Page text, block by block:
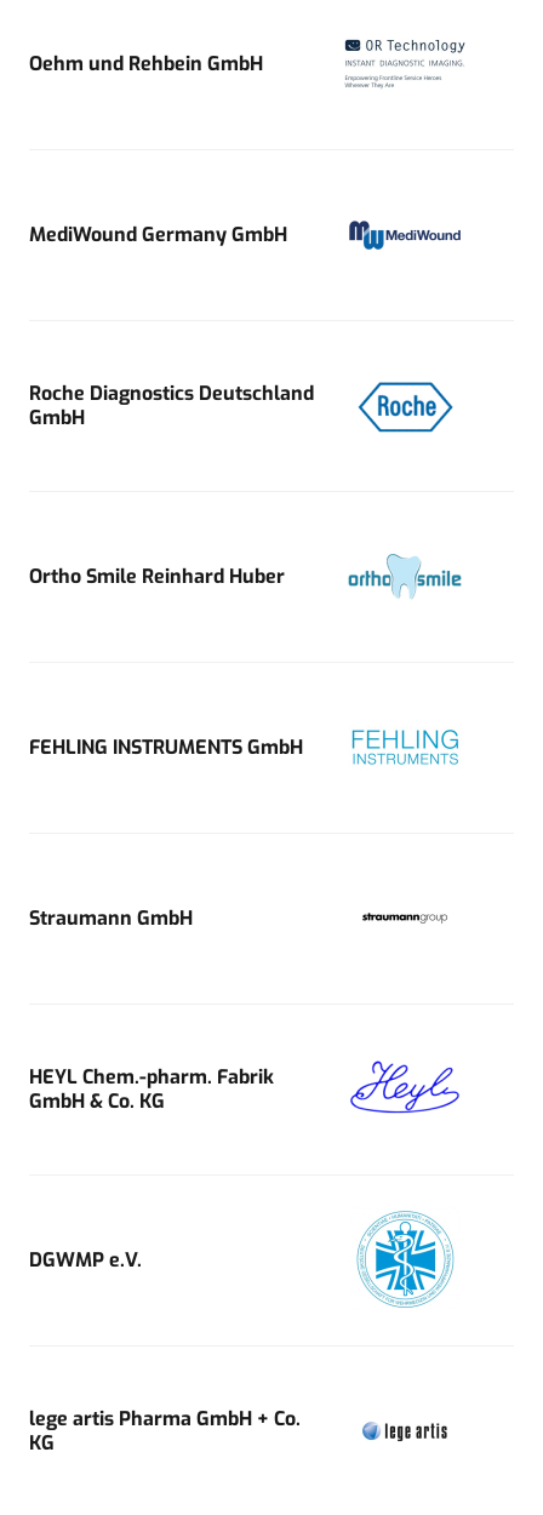
Oehm und Rehbein GmbH
MediWound Germany GmbH
Roche Diagnostics Deutschland
GmbH
Ortho Smile Reinhard Huber
FEHLING INSTRUMENTS GmbH
Straumann GmbH
HEYL Chem.-pharm. Fabrik
GmbH & Co. KG
DGWMP e.V.
lege artis Pharma GmbH + Co.
KG